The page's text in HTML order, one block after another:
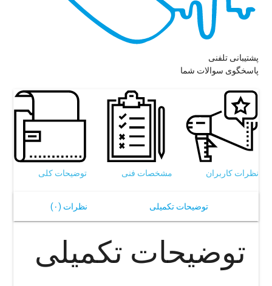
پشتیبانی تلفنی
پاسخگوی سوالات شما
توضیحات کلی مشخصات فنی نظرات کاربران
توضیحات تکمیلی نظرات (۰)
توضیحات تکمیلی